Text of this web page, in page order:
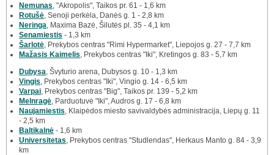
Nemunas , "Akropolis", Taikos pr. 61 - 1,6 km
Rotušė , Senoji perkėla, Danės g. 1 - 2,8 km
Neringa , Maxima Bazė, Šilutės pl. 35 - 4,1 km
Senamiestis - 1,3 km
Šarlotė , Prekybos centras "Rimi Hypermarket", Liepojos g. 27 - 7,7 km
Mažasis Kaimelis , Prekybos centras "Iki", Kretingos g. 83 - 5,7 km
Dubysa , Švyturio arena, Dubysos g. 10 - 1,3 km
Vingis , Prekybos centras "Iki", Vingio g. 14 - 6,5 km
Varpai , Prekybos centras "Big", Taikos pr. 139 - 5,2 km
Melnragė , Parduotuvė "Iki", Audros g. 17 - 6,8 km
Naujamiestis , Klaipėdos miesto savivaldybės administracija, Liepų g. 11
- 2,5 km
Baltikalnė - 1,6 km
Universitetas , Prekybos centras "Studlendas", Herkaus Manto g. 84 - 3,9
km